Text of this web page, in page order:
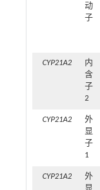
动
子
CYP21A2
内
含
子
2
CYP21A2
外
显
子
1
CYP21A2
外